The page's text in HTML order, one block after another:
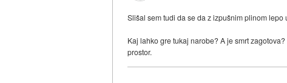
Slišal sem tudi da se da z izpušnim plinom
Kaj lahko gre tukaj narobe? A je smrt
prostor.